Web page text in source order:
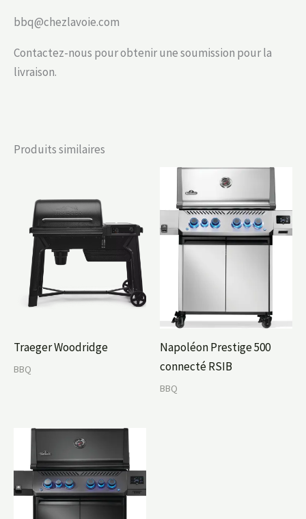
bbq@chezlavoie.com
Contactez-nous pour obtenir une soumission pour la
livraison.
Produits similaires
Traeger Woodridge
BBQ
Napoléon Prestige 500
connecté RSIB
BBQ